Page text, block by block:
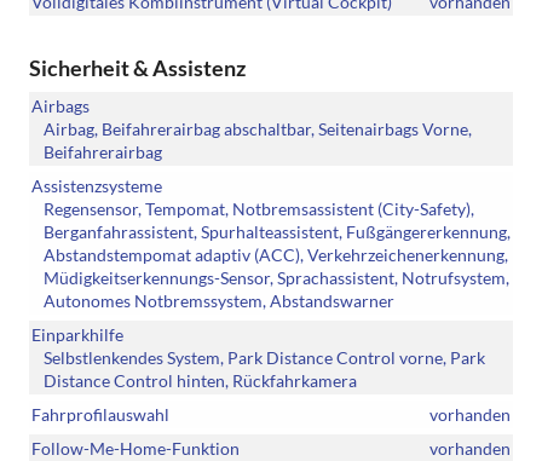
Sicherheit & Assistenz
Airbags
Airbag, Beifahrerairbag abschaltbar, Seitenairbags Vorne,
Beifahrerairbag
Assistenzsysteme
Regensensor, Tempomat, Notbremsassistent (City-Safety),
Berganfahrassistent, Spurhalteassistent, Fußgängererkennung,
Abstandstempomat adaptiv (ACC), Verkehrzeichenerkennung,
Müdigkeitserkennungs-Sensor, Sprachassistent, Notrufsystem,
Autonomes Notbremssystem, Abstandswarner
Einparkhilfe
Selbstlenkendes System, Park Distance Control vorne, Park
Distance Control hinten, Rückfahrkamera
Fahrprofilauswahl
vorhanden
Follow-Me-Home-Funktion
vorhanden